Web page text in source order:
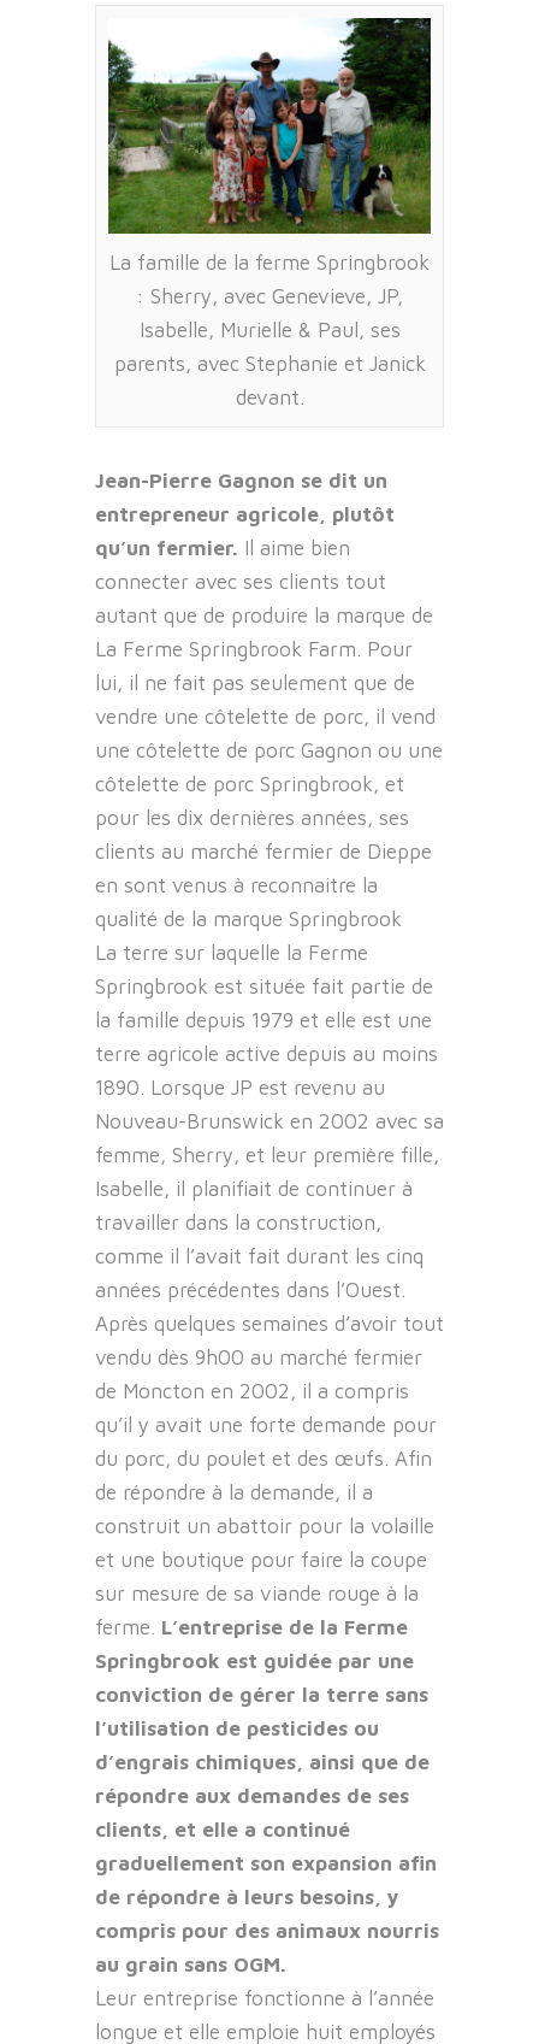
La famille de la ferme Springbrook
: Sherry, avec Genevieve, JP,
Isabelle, Murielle & Paul, ses
parents, avec Stephanie et Janick
devant.
Jean-Pierre Gagnon se dit un
entrepreneur agricole, plutôt
qu’un fermier. Il aime bien
connecter avec ses clients tout
autant que de produire la marque de
La Ferme Springbrook Farm. Pour
lui, il ne fait pas seulement que de
vendre une côtelette de porc, il vend
une côtelette de porc Gagnon ou une
côtelette de porc Springbrook, et
pour les dix dernières années, ses
clients au marché fermier de Dieppe
en sont venus à reconnaitre la
qualité de la marque Springbrook
La terre sur laquelle la Ferme
Springbrook est située fait partie de
la famille depuis 1979 et elle est une
terre agricole active depuis au moins
1890. Lorsque JP est revenu au
Nouveau-Brunswick en 2002 avec sa
femme, Sherry, et leur première fille,
Isabelle, il planifiait de continuer à
travailler dans la construction,
comme il l’avait fait durant les cinq
années précédentes dans l’Ouest.
Après quelques semaines d’avoir tout
vendu dès 9h00 au marché fermier
de Moncton en 2002, il a compris
qu’il y avait une forte demande pour
du porc, du poulet et des œufs. Afin
de répondre à la demande, il a
construit un abattoir pour la volaille
et une boutique pour faire la coupe
sur mesure de sa viande rouge à la
ferme. L’entreprise de la Ferme
Springbrook est guidée par une
conviction de gérer la terre sans
l’utilisation de pesticides ou
d’engrais chimiques, ainsi que de
répondre aux demandes de ses
clients, et elle a continué
graduellement son expansion afin
de répondre à leurs besoins, y
compris pour des animaux nourris
au grain sans OGM.
Leur entreprise fonctionne à l’année
longue et elle emploie huit employés